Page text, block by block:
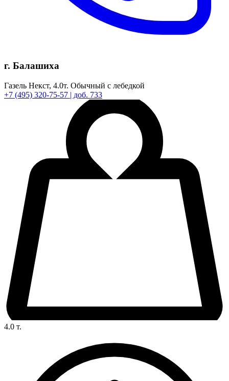
г. Балашиха
Газель Некст, 4.0т. Обычный с лебедкой
+7 (495) 320-75-57 | доб. 733
4.0 т.